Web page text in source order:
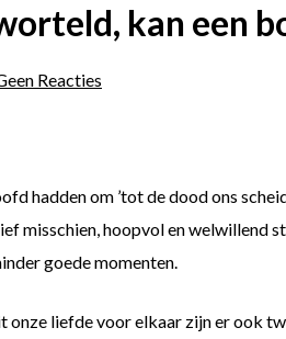
kan een
Reacties
hadden om ’tot de dood ons
misschien, hoopvol en welwillend
goede momenten.
onze liefde voor elkaar zijn er ook